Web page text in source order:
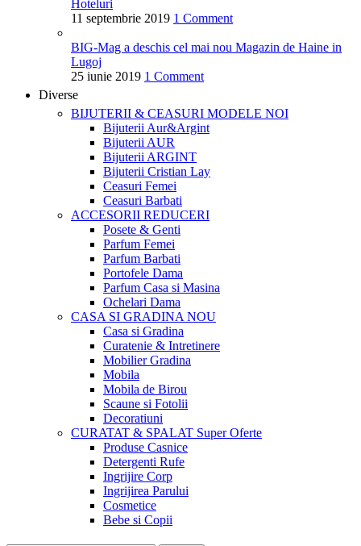
Hoteluri
11 septembrie 2019 1 Comment
BIG-Mag a deschis cel mai nou Magazin de Haine in
Lugoj
25 iunie 2019 1 Comment
Diverse
BIJUTERII & CEASURI MODELE NOI
Bijuterii Aur&Argint
Bijuterii AUR
Bijuterii ARGINT
Bijuterii Cristian Lay
Ceasuri Femei
Ceasuri Barbati
ACCESORII REDUCERI
Posete & Genti
Parfum Femei
Parfum Barbati
Portofele Dama
Parfum Casa si Masina
Ochelari Dama
CASA SI GRADINANOU
Casa si Gradina
Curatenie & Intretinere
Mobilier Gradina
Mobila
Mobila de Birou
Scaune si Fotolii
Decoratiuni
CURATAT & SPALAT Super Oferte
Produse Casnice
Detergenti Rufe
Ingrijire Corp
Ingrijirea Parului
Cosmetice
Bebe si Copii